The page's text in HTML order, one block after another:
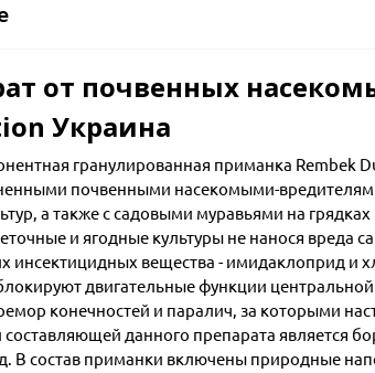
от почвенных
Украина
гранулированная приманка Rembek
почвенными насекомыми-
а также с садовыми муравьями на
и ягодные культуры не нанося вреда
инсектицидных вещества - имидаклоприд и
двигательные функции
конечностей и паралич, за которыми
составляющей данного препарата является
В состав приманки включены природные